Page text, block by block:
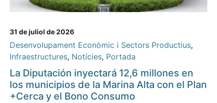
31 de juliol de 2026
Desenvolupament Econòmic i Sectors Productius,
Infraestructures, Notícies, Portada
La Diputación inyectará 12,6 millones en
los municipios de la Marina Alta con el Plan
+Cerca y el Bono Consumo